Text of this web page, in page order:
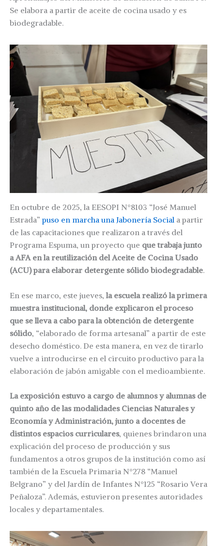
Se elabora a partir de aceite de cocina usado y es
biodegradable.
En octubre de 2025, la EESOPI N°8103 “José Manuel
Estrada” puso en marcha una Jabonería Social a partir
de las capacitaciones que realizaron a través del
Programa Espuma, un proyecto que que trabaja junto
a AFA en la reutilización del Aceite de Cocina Usado
(ACU) para elaborar detergente sólido biodegradable.
En ese marco, este jueves,la escuela realizó la primera
muestra institucional, donde explicaron el proceso
que se lleva a cabo para la obtención de detergente
sólido, “elaborado de forma artesanal” a partir de este
desecho doméstico. De esta manera, en vez de tirarlo
vuelve a introducirse en el circuito productivo para la
elaboración de jabón amigable con el medioambiente.
La exposición estuvo a cargo de alumnos y alumnas de
quinto año de las modalidades Ciencias Naturales y
Economía y Administración, junto a docentes de
distintos espacios curriculares, quienes brindaron una
explicación del proceso de producción y sus
fundamentos a otros grupos de la institución como así
también de la Escuela Primaria N°278 “Manuel
Belgrano” y del Jardín de Infantes N°125 “Rosario Vera
Peñaloza”. Además, estuvieron presentes autoridades
locales y departamentales.